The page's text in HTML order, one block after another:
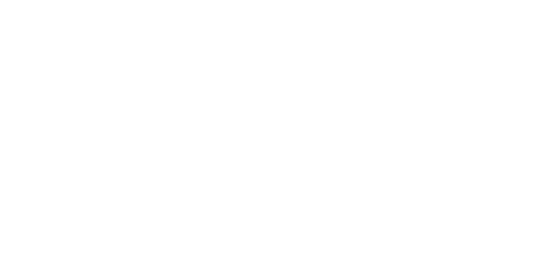
è stato chiuso.
incredibilmente bella. Immergiti nella sua natura selvaggia, fatta di colori brillanti e rilassanti silenzi. Attraversa gli alpeggi circondati dai
che tu abbia mai assaggiato direttamente dall’alpigiano come si faceva una volta